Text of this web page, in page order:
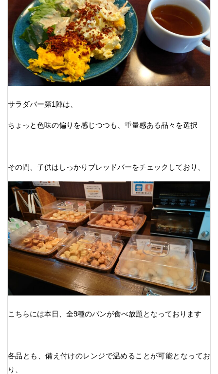
サラダバー第1陣は、
ちょっと色味の偏りを感じつつも、重量感ある品々を選択
その間、子供はしっかりブレッドバーをチェックしており、
こちらには本日、全9種のパンが食べ放題となっております
各品とも、備え付けのレンジで温めることが可能となってお
り、